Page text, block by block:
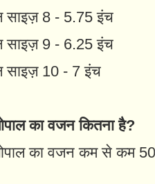
8 - 5.75 इंच
9 - 6.25 इंच
10 - 7 इंच
का वजन कितना है?
का वजन कम से कम